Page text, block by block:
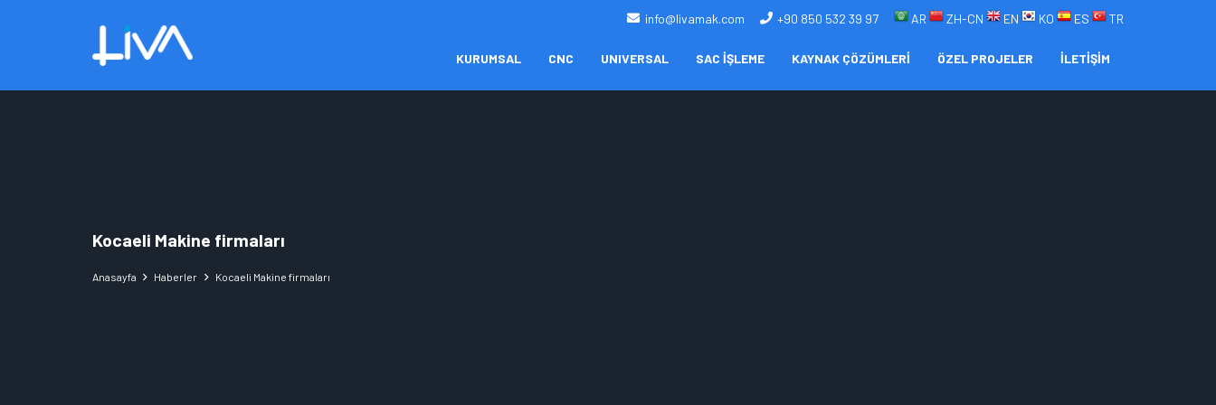
info@livamak.com +90 850 532 39 97 AR ZH-CN EN KO ES TR
KURUMSAL CNC UNIVERSAL SAC İŞLEME KAYNAK ÇÖZÜMLERİ ÖZEL PROJELER İLETİŞİM
Kocaeli Makine firmaları
Anasayfa Haberler Kocaeli Makine firmaları